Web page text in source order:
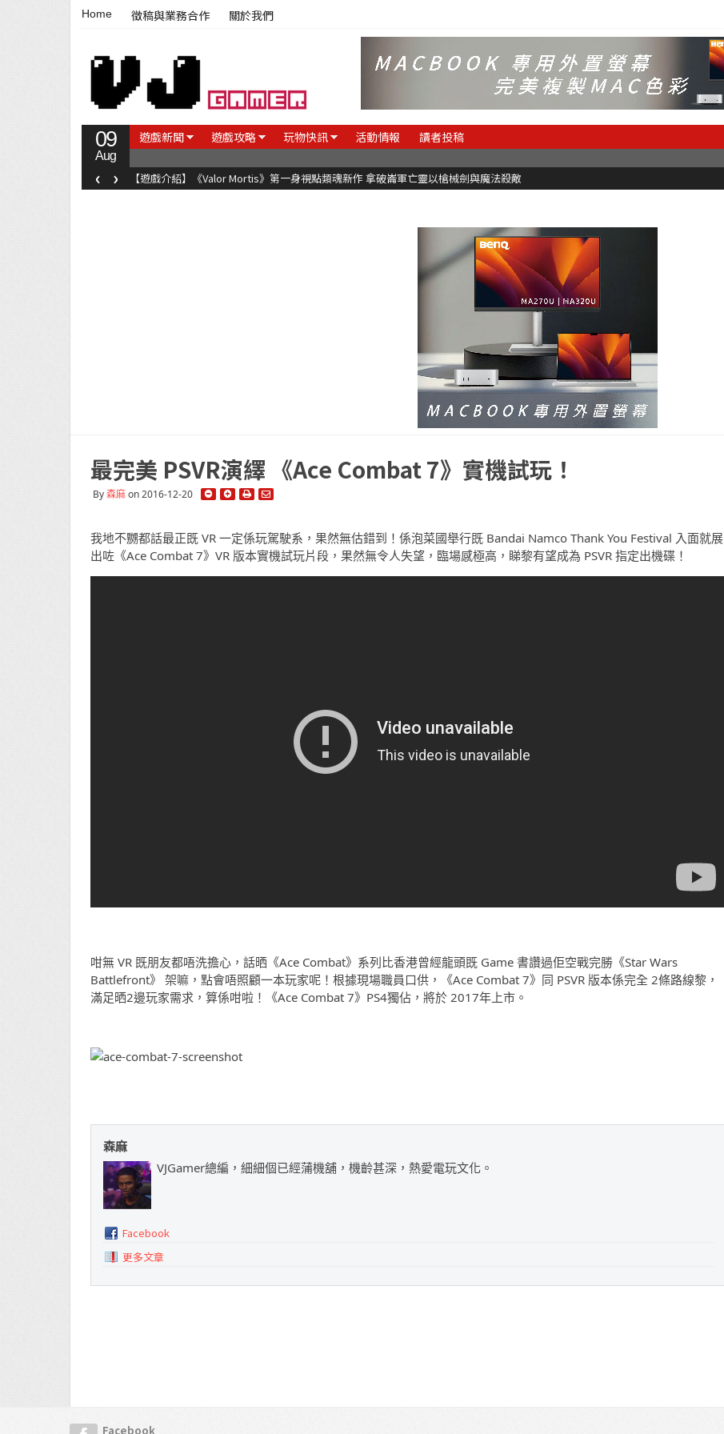
Home 徵稿與業務合作 關於我們
09
Aug
遊戲新聞 遊戲攻略 玩物快訊 活動情報 讀者投稿
【遊戲介紹】《Valor Mortis》第一身視點類魂新作 拿破崙軍亡靈以槍械劍與魔法殺敵
‹ ›
最完美 PSVR演繹 《Ace Combat 7》實機試玩！
By森麻on 2016-12-20
我地不嬲都話最正既 VR 一定係玩駕駛系，果然無估錯到！係泡菜國舉行既 Bandai Namco Thank You Festival 入面就展
出咗《Ace Combat 7》VR 版本實機試玩片段，果然無令人失望，臨場感極高，睇黎有望成為 PSVR 指定出機碟！
咁無 VR 既朋友都唔洗擔心，話晒《Ace Combat》系列比香港曾經龍頭既 Game 書讚過佢空戰完勝《Star Wars
Battlefront》 架嘛，點會唔照顧一本玩家呢！根據現場職員口供，《Ace Combat 7》同 PSVR 版本係完全 2條路線黎，
滿足晒2邊玩家需求，算係咁啦！《Ace Combat 7》PS4獨佔，將於 2017年上市。
森麻
VJGamer總編，細細個已經蒲機舖，機齡甚深，熱愛電玩文化。
Facebook
更多文章
Facebook